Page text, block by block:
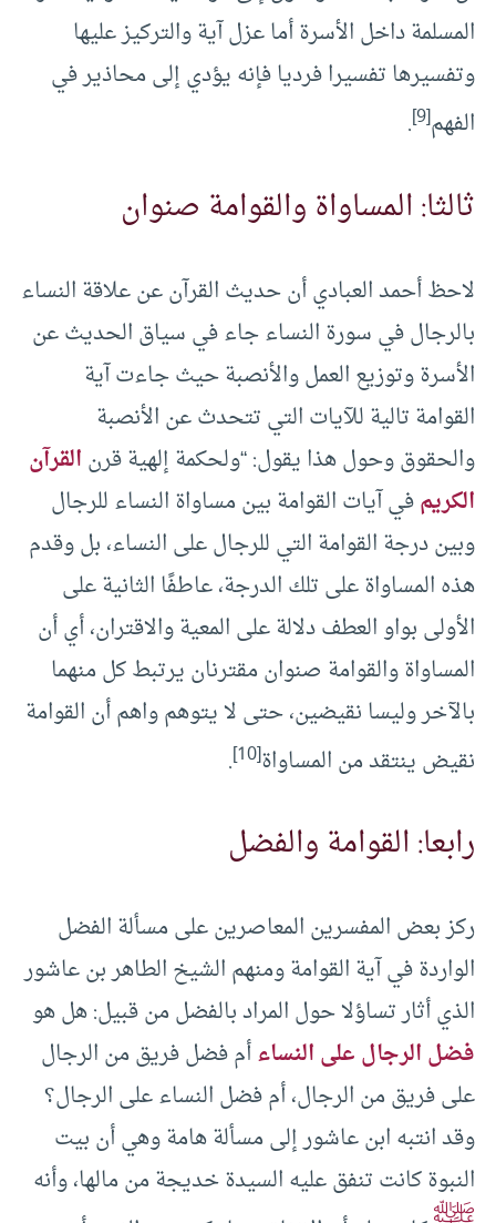
المسلمة داخل الأسرة أما عزل آية والتركيز عليها
وتفسيرها تفسيرا فرديا فإنه يؤدي إلى محاذير في
الفهم[9]
.
ثالثا: المساواة والقوامة صنوان
لاحظ أحمد العبادي أن حديث القرآن عن علاقة النساء
بالرجال في سورة النساء جاء في سياق الحديث عن
الأسرة وتوزيع العمل والأنصبة حيث جاءت آية
القوامة تالية للآيات التي تتحدث عن الأنصبة
والحقوق وحول هذا يقول: “ولحكمة إلهية قرنالقرآن
الكريمفي آيات القوامة بين مساواة النساء للرجال
وبين درجة القوامة التي للرجال على النساء، بل وقدم
هذه المساواة على تلك الدرجة، عاطفًا الثانية على
الأولى بواو العطف دلالة على المعية والاقتران، أي أن
المساواة والقوامة صنوان مقترنان يرتبط كل منهما
بالآخر وليسا نقيضين، حتى لا يتوهم واهم أن القوامة
نقيض ينتقد من المساواة[10]
.
رابعا: القوامة والفضل
ركز بعض المفسرين المعاصرين على مسألة الفضل
الواردة في آية القوامة ومنهم الشيخ الطاهر بن عاشور
الذي أثار تساؤلا حول المراد بالفضل من قبيل: هل هو
فضل الرجال على النساءأم فضل فريق من الرجال
على فريق من الرجال، أم فضل النساء على الرجال؟
وقد انتبه ابن عاشور إلى مسألة هامة وهي أن بيت
النبوة كانت تنفق عليه السيدة خديجة من مالها، وأنه